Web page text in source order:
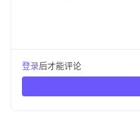
登录后才能评论